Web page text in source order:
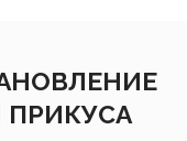
ПРИКУСА